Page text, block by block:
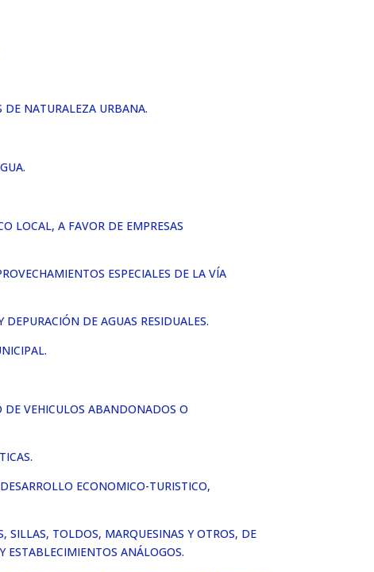
DE NATURALEZA URBANA.
LOCAL, A FAVOR DE EMPRESAS
ESPECIALES DE LA VÍA
DE AGUAS RESIDUALES.
DE VEHICULOS ABANDONADOS O
ECONOMICO-TURISTICO,
SILLAS, TOLDOS, MARQUESINAS Y OTROS, DE
ESTABLECIMIENTOS ANÁLOGOS.